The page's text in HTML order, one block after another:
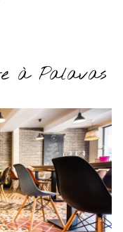
à Palavas